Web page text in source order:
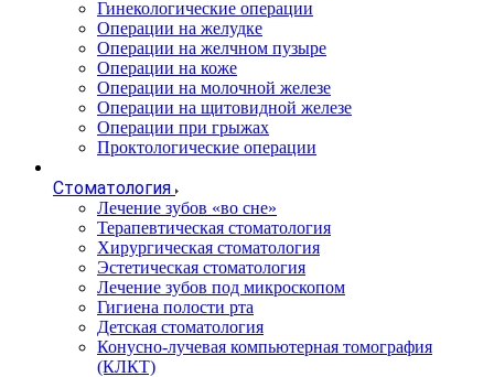
Гинекологические операции
Операции на желудке
Операции на желчном пузыре
Операции на коже
Операции на молочной железе
Операции на щитовидной железе
Операции при грыжах
Проктологические операции
Стоматология
Лечение зубов «во сне»
Терапевтическая стоматология
Хирургическая стоматология
Эстетическая стоматология
Лечение зубов под микроскопом
Гигиена полости рта
Детская стоматология
Конусно-лучевая компьютерная томография
(КЛКТ)